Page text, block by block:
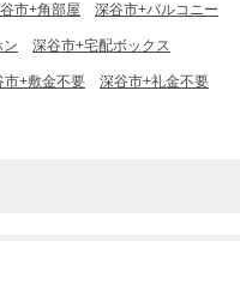
市+角部屋 深谷市+バルコニー
ン 深谷市+宅配ボックス
市+敷金不要 深谷市+礼金不要